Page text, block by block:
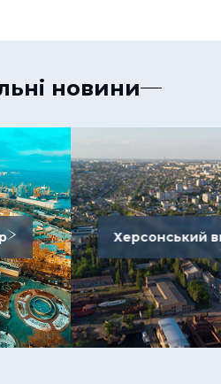
новини
Херсонський